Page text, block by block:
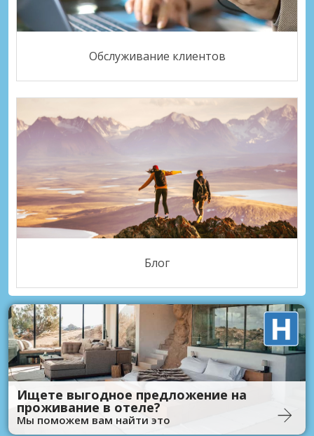
Обслуживание клиентов
Блог
Ищете выгодное предложение на
проживание в отеле?
Мы поможем вам найти это